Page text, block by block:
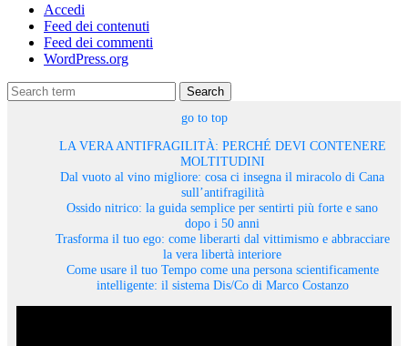
Accedi
Feed dei contenuti
Feed dei commenti
WordPress.org
Search
go to top
LA VERA ANTIFRAGILITÀ: PERCHÉ DEVI CONTENERE
MOLTITUDINI
Dal vuoto al vino migliore: cosa ci insegna il miracolo di Cana
sull’antifragilità
Ossido nitrico: la guida semplice per sentirti più forte e sano
dopo i 50 anni
Trasforma il tuo ego: come liberarti dal vittimismo e abbracciare
la vera libertà interiore
Come usare il tuo Tempo come una persona scientificamente
intelligente: il sistema Dis/Co di Marco Costanzo